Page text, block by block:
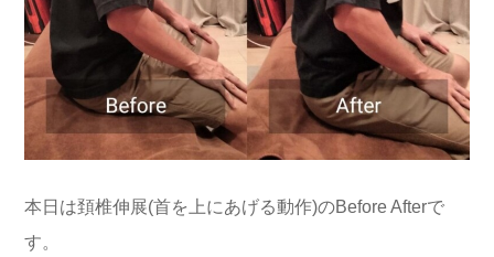
本日は頚椎伸展(首を上にあげる動作)のBefore Afterで
す。